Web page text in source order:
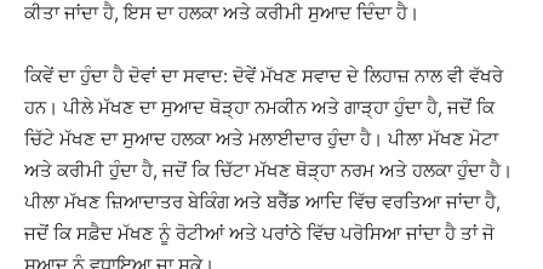
ਕੀਤਾ ਜਾਂਦਾ ਹੈ, ਇਸ ਦਾ ਹਲਕਾ ਅਤੇ ਕਰੀਮੀ ਸੁਆਦ ਦਿੰਦਾ ਹੈ।
ਕਿਵੇਂ ਦਾ ਹੁੰਦਾ ਹੈ ਦੋਵਾਂ ਦਾ ਸਵਾਦ: ਦੋਵੇਂ ਮੱਖਣ ਸਵਾਦ ਦੇ ਲਿਹਾਜ਼ ਨਾਲ ਵੀ ਵੱਖਰੇ
ਹਨ। ਪੀਲੇ ਮੱਖਣ ਦਾ ਸੁਆਦ ਥੋੜ੍ਹਾ ਨਮਕੀਨ ਅਤੇ ਗਾੜ੍ਹਾ ਹੁੰਦਾ ਹੈ, ਜਦੋਂ ਕਿ
ਚਿੱਟੇ ਮੱਖਣ ਦਾ ਸੁਆਦ ਹਲਕਾ ਅਤੇ ਮਲਾਈਦਾਰ ਹੁੰਦਾ ਹੈ। ਪੀਲਾ ਮੱਖਣ ਮੋਟਾ
ਅਤੇ ਕਰੀਮੀ ਹੁੰਦਾ ਹੈ, ਜਦੋਂ ਕਿ ਚਿੱਟਾ ਮੱਖਣ ਥੋੜ੍ਹਾ ਨਰਮ ਅਤੇ ਹਲਕਾ ਹੁੰਦਾ ਹੈ।
ਪੀਲਾ ਮੱਖਣ ਜ਼ਿਆਦਾਤਰਬੇਕਿੰਗ ਅਤੇ ਬਰੈੱਡ ਆਦਿ ਵਿੱਚ ਵਰਤਿਆ ਜਾਂਦਾ ਹੈ,
ਜਦੋਂ ਕਿਸਫ਼ੈਦ ਮੱਖਣ ਨੂੰ ਰੋਟੀਆਂ ਅਤੇ ਪਰਾਂਠੇ ਵਿੱਚ ਪਰੋਸਿਆ ਜਾਂਦਾ ਹੈ ਤਾਂ ਜੋ